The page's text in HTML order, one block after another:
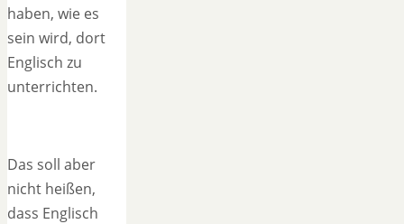
haben, wie es
sein wird, dort
Englisch zu
unterrichten.
Das soll aber
nicht heißen,
dass Englisch